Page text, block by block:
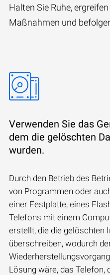
Halten Sie Ruhe,
Maßnahmen und
Verwenden Sie das
dem die gelöschten
wurden.
Durch den Betrieb des
von Programmen oder
einer Festplatte, eines
Telefons mit einem
erstellt, die die gelöschten
überschreiben, wodurch
Lösung wäre, das Telefon,